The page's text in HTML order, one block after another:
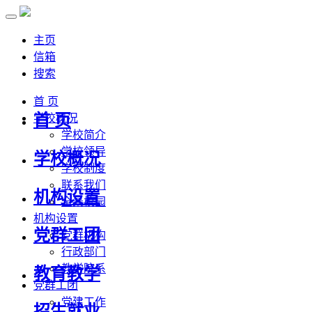
主页
信箱
搜索
首 页
学校概况
学校简介
学校领导
学校制度
联系我们
全景校园
机构设置
党群机构
行政部门
教学院系
党群工团
党建工作
首 页
学校概况
机构设置
党群工团
教育教学